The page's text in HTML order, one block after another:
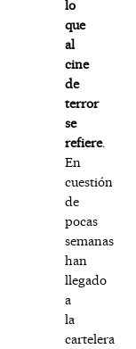
lo
que
al
cine
de
terror
se
refiere.
En
cuestión
de
pocas
semanas
han
llegado
a
la
cartelera